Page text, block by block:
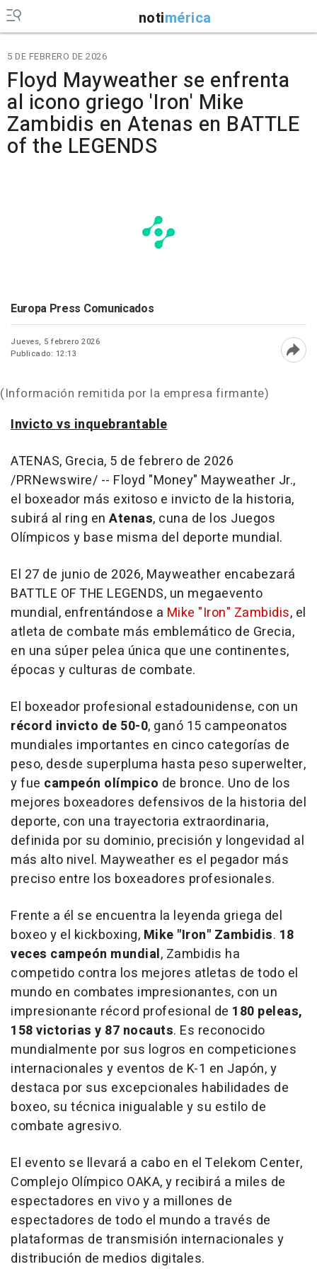
notimérica
5 DE FEBRERO DE 2026
Floyd Mayweather se enfrenta
al icono griego 'Iron' Mike
Zambidis en Atenas en BATTLE
of the LEGENDS
Europa Press Comunicados
Jueves, 5 febrero 2026
Publicado: 12:13
(Información remitida por la empresa firmante)
Invicto vs inquebrantable
ATENAS, Grecia, 5 de febrero de 2026
/PRNewswire/ -- Floyd "Money" Mayweather Jr.,
el boxeador más exitoso e invicto de la historia,
subirá al ring en Atenas, cuna de los Juegos
Olímpicos y base misma del deporte mundial.
El 27 de junio de 2026, Mayweather encabezará
BATTLE OF THE LEGENDS, un megaevento
mundial, enfrentándose a Mike "Iron" Zambidis, el
atleta de combate más emblemático de Grecia,
en una súper pelea única que une continentes,
épocas y culturas de combate.
El boxeador profesional estadounidense, con un
récord invicto de 50-0, ganó 15 campeonatos
mundiales importantes en cinco categorías de
peso, desde superpluma hasta peso superwelter,
y fue campeón olímpico de bronce. Uno de los
mejores boxeadores defensivos de la historia del
deporte, con una trayectoria extraordinaria,
definida por su dominio, precisión y longevidad al
más alto nivel. Mayweather es el pegador más
preciso entre los boxeadores profesionales.
Frente a él se encuentra la leyenda griega del
boxeo y el kickboxing, Mike "Iron" Zambidis. 18
veces campeón mundial, Zambidis ha
competido contra los mejores atletas de todo el
mundo en combates impresionantes, con un
impresionante récord profesional de 180 peleas,
158 victorias y 87 nocauts. Es reconocido
mundialmente por sus logros en competiciones
internacionales y eventos de K-1 en Japón, y
destaca por sus excepcionales habilidades de
boxeo, su técnica inigualable y su estilo de
combate agresivo.
El evento se llevará a cabo en el Telekom Center,
Complejo Olímpico OAKA, y recibirá a miles de
espectadores en vivo y a millones de
espectadores de todo el mundo a través de
plataformas de transmisión internacionales y
distribución de medios digitales.